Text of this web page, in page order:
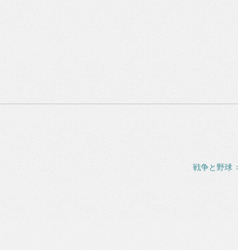
戦争と野球